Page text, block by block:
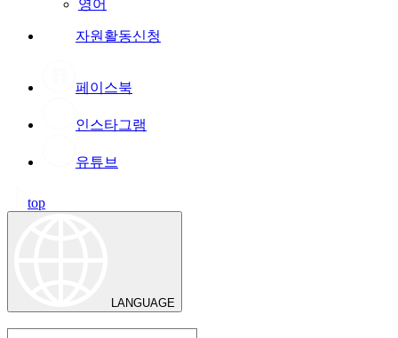
영어
자원활동신청
페이스북
인스타그램
유튜브
top
LANGUAGE